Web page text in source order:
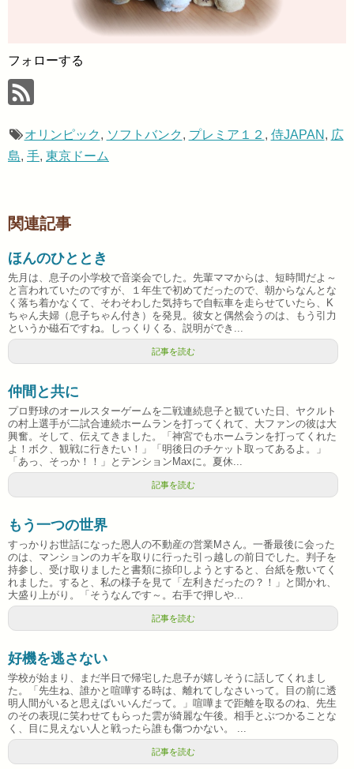
フォローする
オリンピック , ソフトバンク , プレミア１２ , 侍JAPAN , 広
島, 手, 東京ドーム
関連記事
ほんのひととき
先月は、息子の小学校で音楽会でした。先輩ママからは、短時間だよ～
と言われていたのですが、１年生で初めてだったので、朝からなんとな
く落ち着かなくて、そわそわした気持ちで自転車を走らせていたら、K
ちゃん夫婦（息子ちゃん付き）を発見。彼女と偶然会うのは、もう引力
というか磁石ですね。しっくりくる、説明ができ...
記事を読む
仲間と共に
プロ野球のオールスターゲームを二戦連続息子と観ていた日、ヤクルト
の村上選手が二試合連続ホームランを打ってくれて、大ファンの彼は大
興奮。そして、伝えてきました。「神宮でもホームランを打ってくれた
よ！ボク、観戦に行きたい！」「明後日のチケット取ってあるよ。」
「あっ、そっか！！」とテンションMaxに。夏休...
記事を読む
もう一つの世界
すっかりお世話になった恩人の不動産の営業Mさん。一番最後に会った
のは、マンションのカギを取りに行った引っ越しの前日でした。判子を
持参し、受け取りましたと書類に捺印しようとすると、台紙を敷いてく
れました。すると、私の様子を見て「左利きだったの？！」と聞かれ、
大盛り上がり。「そうなんです～。右手で押しや...
記事を読む
好機を逃さない
学校が始まり、まだ半日で帰宅した息子が嬉しそうに話してくれまし
た。「先生ね、誰かと喧嘩する時は、離れてしなさいって。目の前に透
明人間がいると思えばいいんだって。」喧嘩まで距離を取るのね、先生
のその表現に笑わせてもらった雲が綺麗な午後。相手とぶつかることな
く、目に見えない人と戦ったら誰も傷つかない。 ...
記事を読む